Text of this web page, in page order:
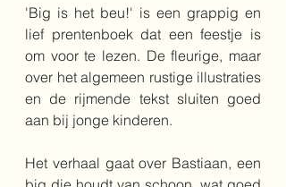
'Big is het beu!' is een grappig en
lief prentenboek dat een feestje is
om voor te lezen. De fleurige, maar
over het algemeen rustige illustraties
en de rijmende tekst sluiten goed
aan bij jonge kinderen.
Het verhaal gaat over Bastiaan, een